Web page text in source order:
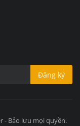
Đăng ký
- Bảo lưu mọi quyền.